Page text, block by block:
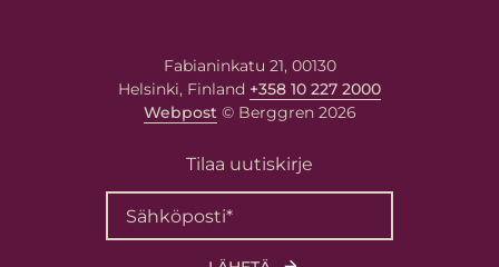
Fabianinkatu 21, 00130
Helsinki, Finland +358 10 227 2000
Webpost© Berggren 2026
Tilaa uutiskirje